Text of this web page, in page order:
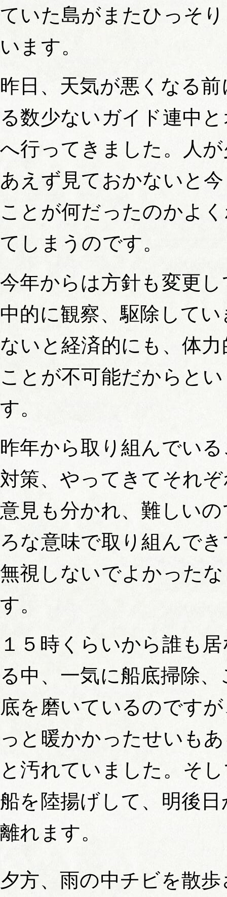
ていた島がまたひっそ
います。
昨日、天気が悪くなる
る数少ないガイド連中
へ行ってきました。人
あえず見ておかないと
ことが何だったのかよ
てしまうのです。
今年からは方針も変更
中的に観察、駆除して
ないと経済的にも、体
ことが不可能だからと
す。
昨年から取り組んでい
対策、やってきてそれ
意見も分かれ、難しい
ろな意味で取り組んで
無視しないでよかった
す。
１５時くらいから誰も
る中、一気に船底掃除
底を磨いているのです
っと暖かかったせいも
と汚れていました。そ
船を陸揚げして、明後
離れます。
夕方、雨の中チビを散